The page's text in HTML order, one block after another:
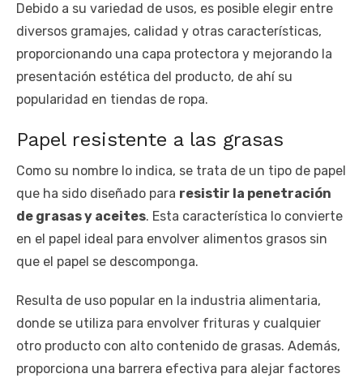
Debido a su variedad de usos, es posible elegir entre
diversos gramajes, calidad y otras características,
proporcionando una capa protectora y mejorando la
presentación estética del producto, de ahí su
popularidad en tiendas de ropa.
Papel resistente a las grasas
Como su nombre lo indica, se trata de un tipo de papel
que ha sido diseñado para resistir la penetración
de grasas y aceites. Esta característica lo convierte
en el papel ideal para envolver alimentos grasos sin
que el papel se descomponga.
Resulta de uso popular en la industria alimentaria,
donde se utiliza para envolver frituras y cualquier
otro producto con alto contenido de grasas. Además,
proporciona una barrera efectiva para alejar factores